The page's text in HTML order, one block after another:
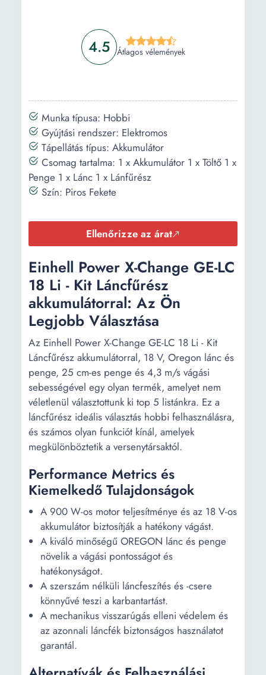
4.5 Átlagos vélemények
Munka típusa: Hobbi
Gyújtási rendszer: Elektromos
Tápellátás típus: Akkumulátor
Csomag tartalma: 1 x Akkumulátor 1 x Töltő 1 x
Penge 1 x Lánc 1 x Lánfűrész
Szín: Piros Fekete
Ellenőrizze az árat
Einhell Power X-Change GE-LC
18 Li - Kit Láncfűrész
akkumulátorral: Az Ön
Legjobb Választása
Az Einhell Power X-Change GE-LC 18 Li - Kit
Láncfűrész akkumulátorral, 18 V, Oregon lánc és
penge, 25 cm-es penge és 4,3 m/s vágási
sebességével egy olyan termék, amelyet nem
véletlenül választottunk ki top 5 listánkra. Ez a
láncfűrész ideális választás hobbi felhasználásra,
és számos olyan funkciót kínál, amelyek
megkülönböztetik a versenytársaktól.
Performance Metrics és
Kiemelkedő Tulajdonságok
A 900 W-os motor teljesítménye és az 18 V-os
akkumulátor biztosítják a hatékony vágást.
A kiváló minőségű OREGON lánc és penge
növelik a vágási pontosságot és
hatékonyságot.
A szerszám nélküli láncfeszítés és -csere
könnyűvé teszi a karbantartást.
A mechanikus visszarúgás elleni védelem és
az azonnali láncfék biztonságos használatot
garantál.